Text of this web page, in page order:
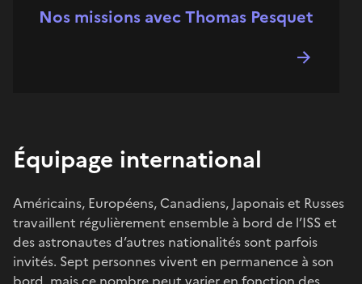
Nos missions avec Thomas Pesquet
Équipage international
Américains, Européens, Canadiens, Japonais et Russes
travaillent régulièrement ensemble à bord de l’ISS et
des astronautes d’autres nationalités sont parfois
invités. Sept personnes vivent en permanence à son